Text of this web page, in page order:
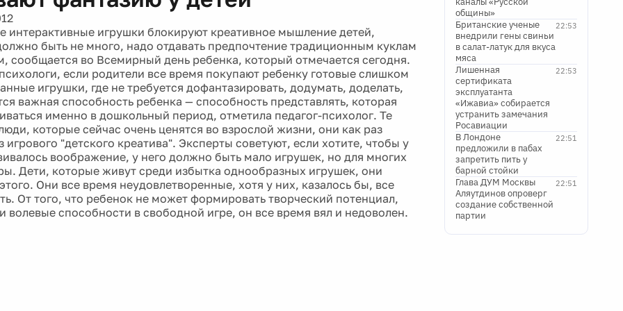
интерактивные игрушки блокируют креативное мышление детей,
быть не много, надо отдавать предпочтение традиционным куклам
сообщается во Всемирный день ребенка, который отмечается сегодня.
если родители все время покупают ребенку готовые слишком
игрушки, где не требуется дофантазировать, додумать, доделать,
важная способность ребенка — способность представлять, которая
именно в дошкольный период, отметила педагог-психолог. Те
которые сейчас очень ценятся во взрослой жизни, они как раз
игрового "детского креатива". Эксперты советуют, если хотите, чтобы у
воображение, у него должно быть мало игрушек, но для многих
Дети, которые живут среди избытка однообразных игрушек, они
Они все время неудовлетворенные, хотя у них, казалось бы, все
От того, что ребенок не может формировать творческий потенциал,
волевые способности в свободной игре, он все время вял и недоволен.
общины»
22:53
Британские ученые
внедрили гены свиньи
в салат-латук для вкуса
мяса
22:53
Лишенная
сертификата
эксплуатанта
«Ижавиа» собирается
устранить замечания
Росавиации
22:51
В Лондоне
предложили в пабах
запретить пить у
барной стойки
22:51
Глава ДУМ Москвы
Аляутдинов опроверг
создание собственной
партии